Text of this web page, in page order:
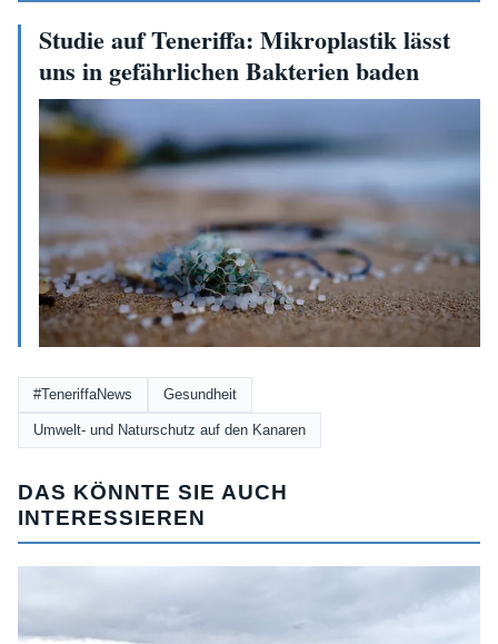
Studie auf Teneriffa: Mikroplastik lässt
uns in gefährlichen Bakterien baden
#TeneriffaNews Gesundheit
Umwelt- und Naturschutz auf den Kanaren
DAS KÖNNTE SIE AUCH
INTERESSIEREN